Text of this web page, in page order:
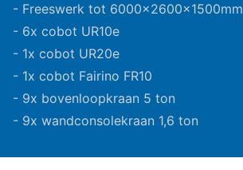
- Freeswerk tot 6000x2600x1500mm
- 6x cobot UR10e
- 1x cobot UR20e
- 1x cobot Fairino FR10
- 9x bovenloopkraan 5 ton
- 9x wandconsolekraan 1,6 ton